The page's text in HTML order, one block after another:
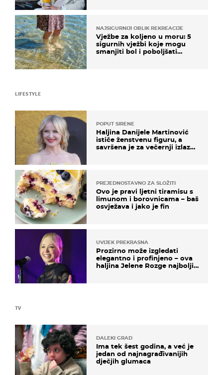
NAJSIGURNIJI OBLIK REKREACIJE
Vježbe za koljeno u moru: 5
sigurnih vježbi koje mogu
smanjiti bol i poboljšati
TV
DALEKI GRAD
Ima tek šest godina, a već je
jedan od najnagrađivanijih
dječjih glumaca
LIFESTYLE
POPUT SIRENE
Haljina Danijele Martinović
ističe ženstvenu figuru, a
savršena je za večernji izlazak
PREJEDNOSTAVNO ZA SLOŽITI
Ovo je pravi ljetni tiramisu s
limunom i borovnicama – baš
osvježava i jako je fin
UVIJEK PREKRASNA
Prozirno može izgledati
elegantno i profinjeno – ova
haljina Jelene Rozge najbolji